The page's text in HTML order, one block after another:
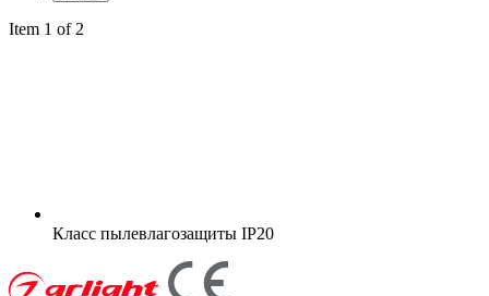
Item 1 of 2
Класс пылевлагозащиты IP20